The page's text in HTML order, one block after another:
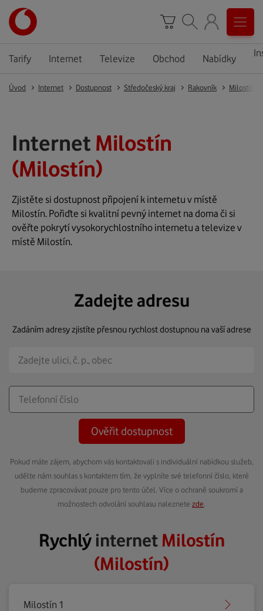
Tarify Internet Televize Obchod Nabídky
Úvod Internet Dostupnost Středočeský kraj Rakovník Milostín
Internet Milostín
(Milostín)
Zjistěte si dostupnost připojení k internetu v místě
Milostín. Pořiďte si kvalitní pevný internet na doma či si
ověřte pokrytí vysokorychlostního internetu a televize v
místě Milostín.
Zadejte adresu
Zadáním adresy zjistíte přesnou rychlost dostupnou na vaší adrese
Ověřit dostupnost
Pokud máte zájem, abychom vás kontaktovali s individuální nabídkou služeb,
udělte nám souhlas s kontaktem tím, že vyplníte své telefonní číslo, které
budeme zpracovávat pouze pro tento účel. Více o ochraně soukromí a
možnostech odvolání souhlasu naleznete zde
Rychlýinternet Milostín
(Milostín)
Milostín 1